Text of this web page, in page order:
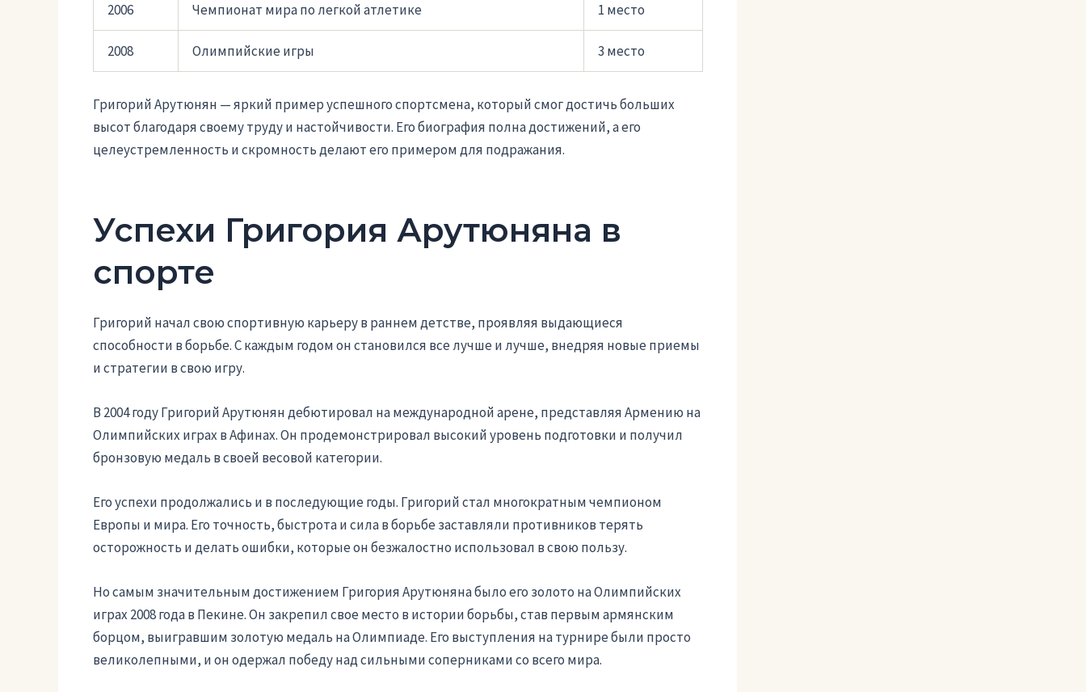
2006 Чемпионат мира по легкой атлетике 1 место
2008 Олимпийские игры 3 место
Григорий Арутюнян — яркий пример успешного спортсмена, который смог достичь больших
высот благодаря своему труду и настойчивости. Его биография полна достижений, а его
целеустремленность и скромность делают его примером для подражания.
Успехи Григория Арутюняна в
спорте
Григорий начал свою спортивную карьеру в раннем детстве, проявляя выдающиеся
способности в борьбе. С каждым годом он становился все лучше и лучше, внедряя новые приемы
и стратегии в свою игру.
В 2004 году Григорий Арутюнян дебютировал на международной арене, представляя Армению на
Олимпийских играх в Афинах. Он продемонстрировал высокий уровень подготовки и получил
бронзовую медаль в своей весовой категории.
Его успехи продолжались и в последующие годы. Григорий стал многократным чемпионом
Европы и мира. Его точность, быстрота и сила в борьбе заставляли противников терять
осторожность и делать ошибки, которые он безжалостно использовал в свою пользу.
Но самым значительным достижением Григория Арутюняна было его золото на Олимпийских
играх 2008 года в Пекине. Он закрепил свое место в истории борьбы, став первым армянским
борцом, выигравшим золотую медаль на Олимпиаде. Его выступления на турнире были просто
великолепными, и он одержал победу над сильными соперниками со всего мира.